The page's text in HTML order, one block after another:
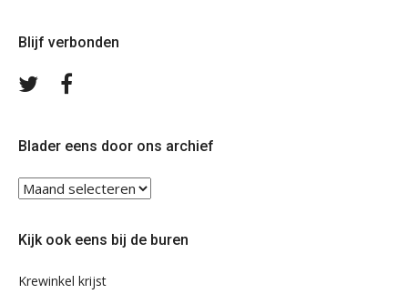
Blijf verbonden
Volg
Blader eens door ons archief
Blader
eens
ons
Kijk ook eens bij de buren
Krewinkel krijst